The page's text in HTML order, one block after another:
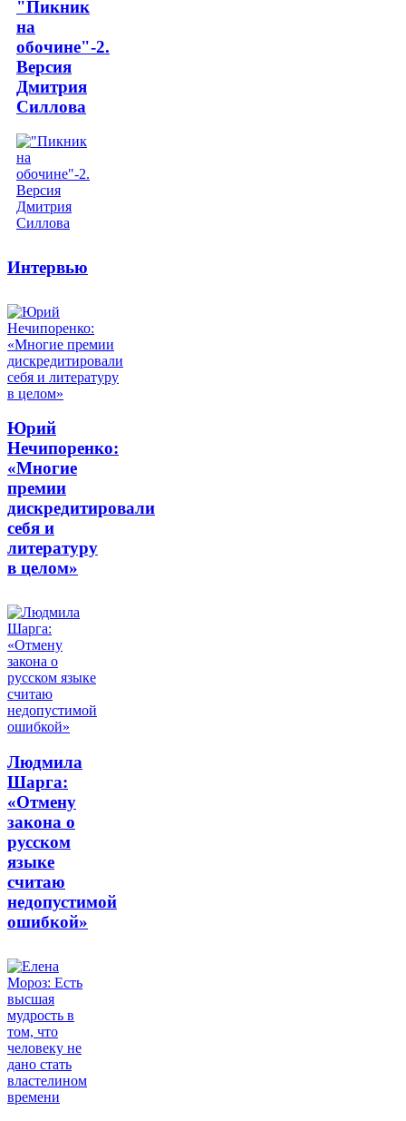
"Пикник
на
обочине"-2.
Версия
Дмитрия
Силлова
Интервью
Юрий
Нечипоренко:
«Многие
премии
дискредитировали
себя и
литературу
в целом»
Людмила
Шарга:
«Отмену
закона о
русском
языке
считаю
недопустимой
ошибкой»